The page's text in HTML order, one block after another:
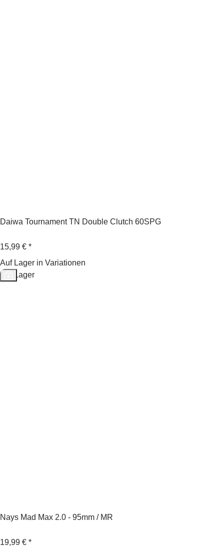
Daiwa Tournament TN Double Clutch 60SPG
15,99 € *
Auf Lager in Variationen
Auf Lager
Nays Mad Max 2.0 - 95mm / MR
19,99 € *